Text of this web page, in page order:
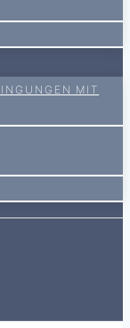
MIT